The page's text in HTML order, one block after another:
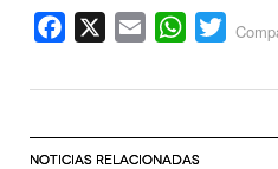
Facebook Email WhatsApp
Twitter
NOTICIAS RELACIONADAS